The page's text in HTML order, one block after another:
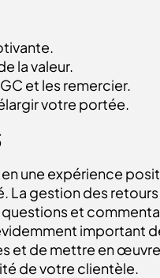
la valeur.
et les remercier.
votre portée.
une expérience
gestion des
et
important
et de mettre en
de votre clientèle.